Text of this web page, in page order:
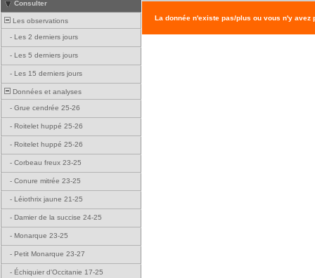
Consulter
Les observations
- Les 2 derniers jours
- Les 5 derniers jours
- Les 15 derniers jours
Données et analyses
- Grue cendrée 25-26
- Roitelet huppé 25-26
- Roitelet huppé 25-26
- Corbeau freux 23-25
- Conure mitrée 23-25
- Léiothrix jaune 21-25
- Damier de la succise 24-25
- Monarque 23-25
- Petit Monarque 23-27
- Échiquier d'Occitanie 17-25
La donnée n'existe pas/plus ou vous n'y avez